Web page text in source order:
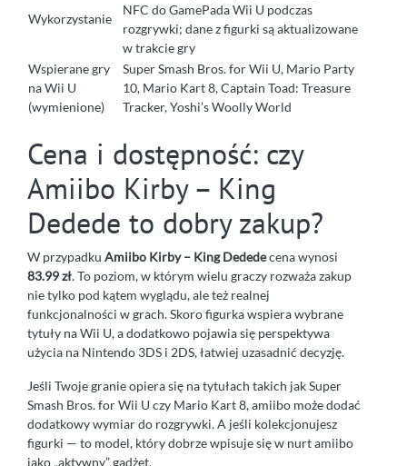
Wykorzystanie
NFC do GamePada Wii U podczas
rozgrywki; dane z figurki są aktualizowane
w trakcie gry
Wspierane gry
na Wii U
(wymienione)
Super Smash Bros. for Wii U, Mario Party
10, Mario Kart 8, Captain Toad: Treasure
Tracker, Yoshi’s Woolly World
Cena i dostępność: czy
Amiibo Kirby – King
Dedede to dobry zakup?
W przypadku Amiibo Kirby – King Dededecena wynosi
83.99 zł. To poziom, w którym wielu graczy rozważa zakup
nie tylko pod kątem wyglądu, ale też realnej
funkcjonalności w grach. Skoro figurka wspiera wybrane
tytuły na Wii U, a dodatkowo pojawia się perspektywa
użycia na Nintendo 3DS i 2DS, łatwiej uzasadnić decyzję.
Jeśli Twoje granie opiera się na tytułach takich jak Super
Smash Bros. for Wii U czy Mario Kart 8, amiibo może dodać
dodatkowy wymiar do rozgrywki. A jeśli kolekcjonujesz
figurki — to model, który dobrze wpisuje się w nurt amiibo
jako „aktywny” gadżet.